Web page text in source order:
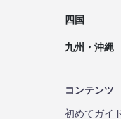
四国
九州・沖縄
コンテンツ
初めてガイ